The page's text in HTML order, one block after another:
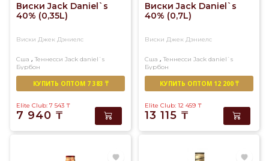
Виски Jack Daniel`s
40% (0,35L)
Виски Джек Дэниелс
Сша , Теннесси Jack daniel`s
Бурбон
КУПИТЬ ОПТОМ 7 383 ₸
Elite Club: 7 543 ₸
7 940 ₸
Виски Jack Daniel`s
40% (0,7L)
Виски Джек Дэниелс
Сша , Теннесси Jack daniel`s
Бурбон
КУПИТЬ ОПТОМ 12 200 ₸
Elite Club: 12 459 ₸
13 115 ₸